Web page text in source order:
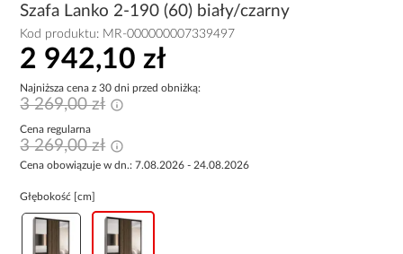
Szafa Lanko 2-190 (60) biały/czarny
Kod produktu: MR-000000007339497
2 942,10 zł
Najniższa cena z 30 dni przed obniżką:
3 269,00 zł
Cena regularna
3 269,00 zł
Cena obowiązuje w dn.: 7.08.2026 - 24.08.2026
Głębokość [cm]